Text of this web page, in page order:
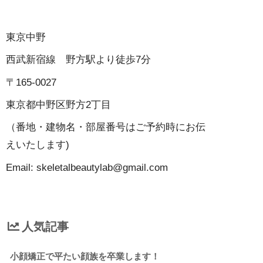
東京中野
西武新宿線 野方駅より徒歩7分
〒165-0027
東京都中野区野方2丁目
（番地・建物名・部屋番号はご予約時にお伝
えいたします)
Email: skeletalbeautylab@gmail.com
人気記事
小顔矯正で平たい顔族を卒業します！